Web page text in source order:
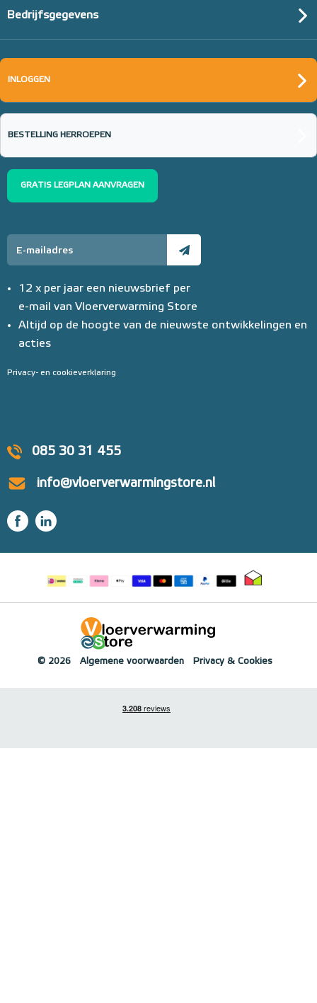
085 30 31 455
info@vloerverwarmingstore.nl
Bedrijfsgegevens
INLOGGEN
BESTELLING HERROEPEN
GRATIS LEGPLAN AANVRAGEN
12 x per jaar een nieuwsbrief per
e-mail van Vloerverwarming Store
Altijd op de hoogte van de nieuwste ontwikkelingen en
acties
Privacy- en cookieverklaring
© 2026 Algemene voorwaarden Privacy & Cookies